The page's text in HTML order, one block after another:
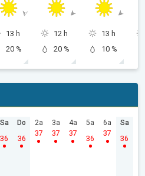
13 h
20 %
12 h
20 %
13 h
10 %
Sa
36
Do
36
2a
37
3a
37
4a
37
5a
36
6a
37
Sa
36